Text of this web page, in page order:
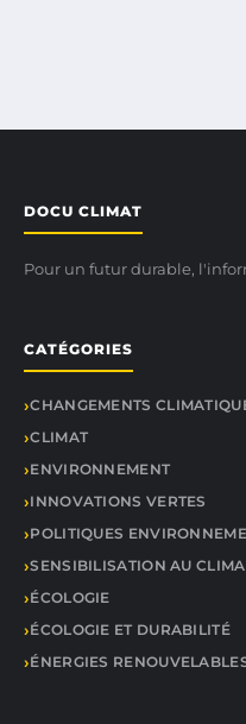
DOCU CLIMAT
Pour un futur durable,
CATÉGORIES
CHANGEMENTS
CLIMAT
ENVIRONNEMENT
INNOVATIONS VERTES
POLITIQUES
SENSIBILISATION AU
ÉCOLOGIE
ÉCOLOGIE ET DURABILITÉ
ÉNERGIES